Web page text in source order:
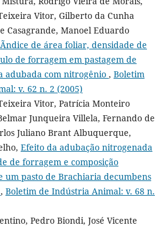
Vitor, Gilberto da Cunha
Casagrande, Manoel Eduardo
Ãndice de área foliar, densidade de
de forragem em pastagem de
adubada com nitrogênio , Boletim
v. 62 n. 2 (2005)
Vitor, Patrícia Monteiro
Junqueira Villela, Fernando de
Juliano Brant Albuquerque,
Efeito da adubação nitrogenada
de forragem e composição
um pasto de Brachiaria decumbens
, Boletim de Indústria Animal: v. 68 n.
Pedro Biondi, José Vicente